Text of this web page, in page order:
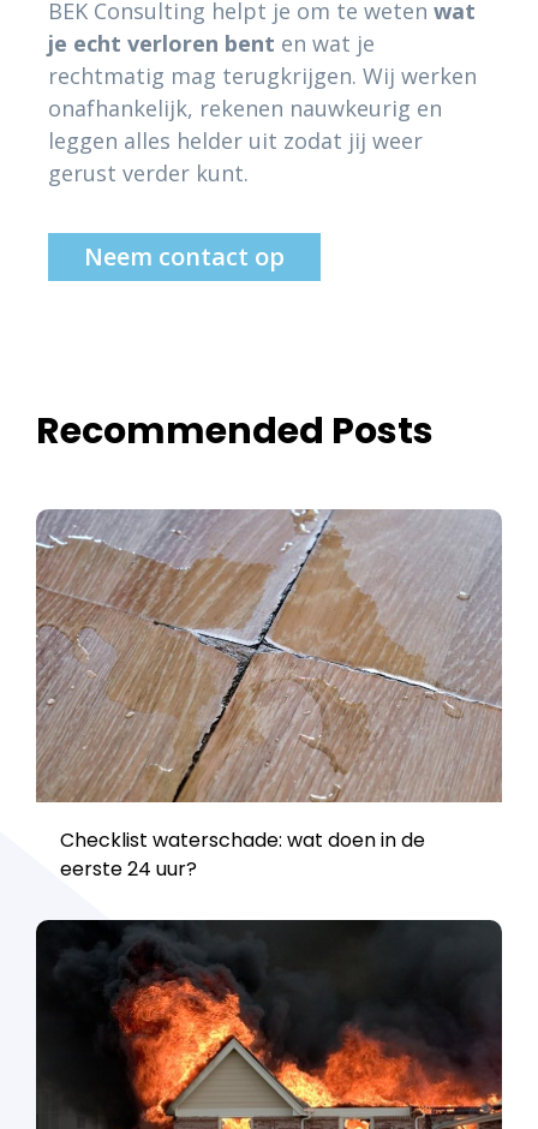
BEK Consulting helpt je om te weten wat
je echt verloren bent en wat je
rechtmatig mag terugkrijgen. Wij werken
onafhankelijk, rekenen nauwkeurig en
leggen alles helder uit zodat jij weer
gerust verder kunt.
Neem contact op
Recommended Posts
Checklist waterschade: wat doen in de
eerste 24 uur?